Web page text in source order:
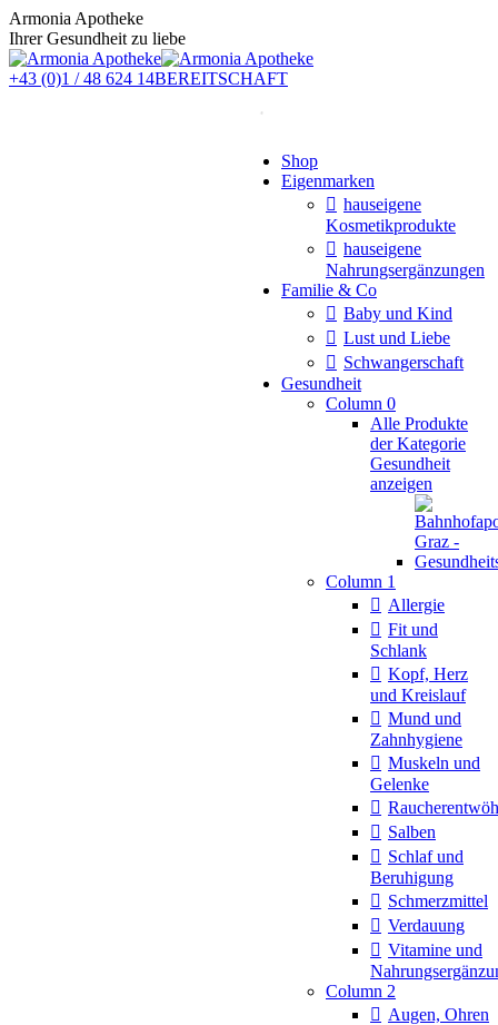
Zum
Inhalt
springen
Armonia Apotheke
Ihrer Gesundheit zu liebe
+43 (0)1 / 48 624 14BEREITSCHAFT
Shop
Eigenmarken
hauseigene
Kosmetikprodukte
hauseigene
Nahrungsergänzungen
Familie & Co
Baby und Kind
Lust und Liebe
Schwangerschaft
Gesundheit
Column 0
Alle Produkte
der Kategorie
Gesundheit
anzeigen
Column 1
Allergie
Fit und
Schlank
Kopf, Herz
und Kreislauf
Mund und
Zahnhygiene
Muskeln und
Gelenke
Salben
Schlaf und
Beruhigung
Schmerzmittel
Verdauung
Vitamine und
Column 2
Augen, Ohren